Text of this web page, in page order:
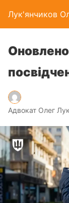
Лук'янчиков
Адвокат Олег